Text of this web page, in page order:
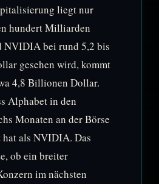
liegt nur
hundert Milliarden
NVIDIA bei rund 5,2 bis
gesehen wird, kommt
4,8 Billionen Dollar.
Alphabet in den
Monaten an der Börse
als NVIDIA. Das
ob ein breiter
im nächsten